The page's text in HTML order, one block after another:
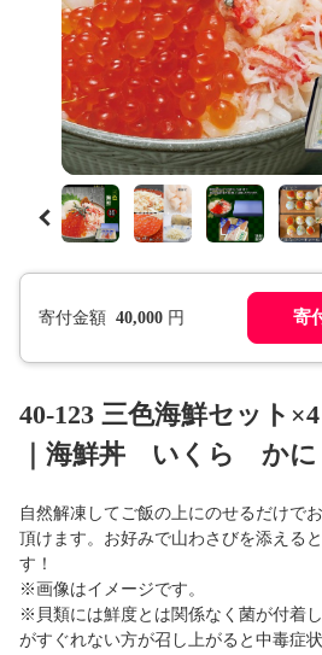
寄付金額 40,000 円 寄
40-123 三色海鮮セット
｜海鮮丼 いくら か
自然解凍してご飯の上にのせるだけで
頂けます。お好みで山わさびを添える
す！
※画像はイメージです。
※貝類には鮮度とは関係なく菌が付着
がすぐれない方が召し上がると中毒症